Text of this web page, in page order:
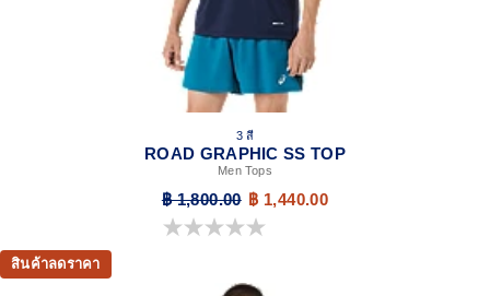
3 สี
ROAD GRAPHIC SS TOP
Men Tops
฿ 1,800.00 ฿ 1,440.00
0.0 จาก 5 ดาว
สินค้าลดราคา